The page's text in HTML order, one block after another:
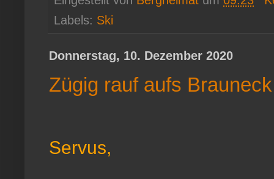
Labels: Ski
Donnerstag, 10. Dezember 2020
Zügig rauf aufs Brauneck
Servus,